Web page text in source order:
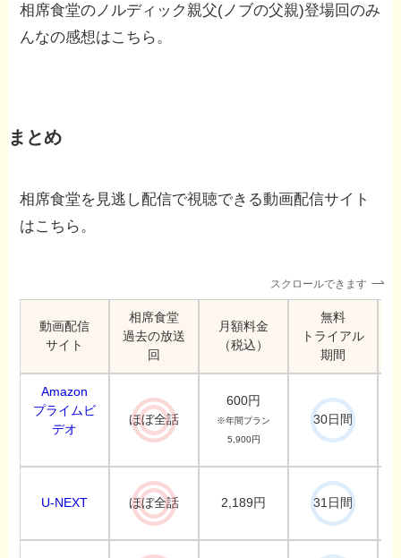
相席食堂のノルディック親父(ノブの父親)登場回のみ
んなの感想はこちら。
まとめ
相席食堂を見逃し配信で視聴できる動画配信サイト
はこちら。
スクロールできます
動画配信
サイト
相席食堂
過去の放送
回
月額料金
（税込）
無料
トライアル
期間
Amazon
プライムビ
デオ
ほぼ全話
600円
※年間プラン
5,900円
30日間
U-NEXT ほぼ全話 2,189円 31日間